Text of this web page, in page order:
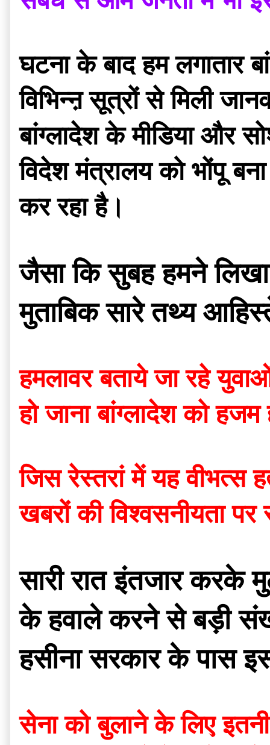
घटना के बाद हम लगातार
विभिन्ऩ सूत्रों से मिली
बांग्लादेश के मीडिया और
विदेश मंत्रालय को भोंपू
कर रहा है।
जैसा कि सुबह हमने
मुताबिक सारे तथ्य
हमलावर बताये जा रहे
हो जाना बांग्लादेश को हजम
जिस रेस्तरां में यह
खबरों की विश्वसनीयता
सारी रात इंतजार
के हवाले करने से बड़ी
हसीना सरकार के पास
सेना को बुलाने के लिए